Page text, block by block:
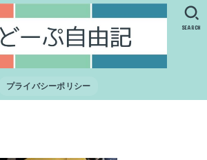
プライバシーポリシー
SEARCH